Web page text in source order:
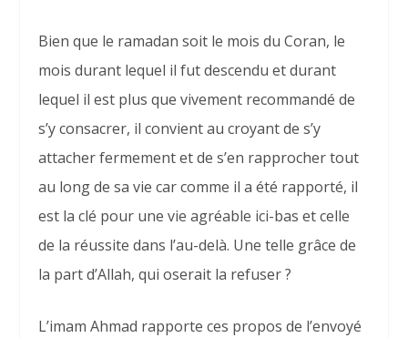
Bien que le ramadan soit le mois du Coran, le
mois durant lequel il fut descendu et durant
lequel il est plus que vivement recommandé de
s’y consacrer, il convient au croyant de s’y
attacher fermement et de s’en rapprocher tout
au long de sa vie car comme il a été rapporté, il
est la clé pour une vie agréable ici-bas et celle
de la réussite dans l’au-delà. Une telle grâce de
la part d’Allah, qui oserait la refuser ?
L’imam Ahmad rapporte ces propos de l’envoyé